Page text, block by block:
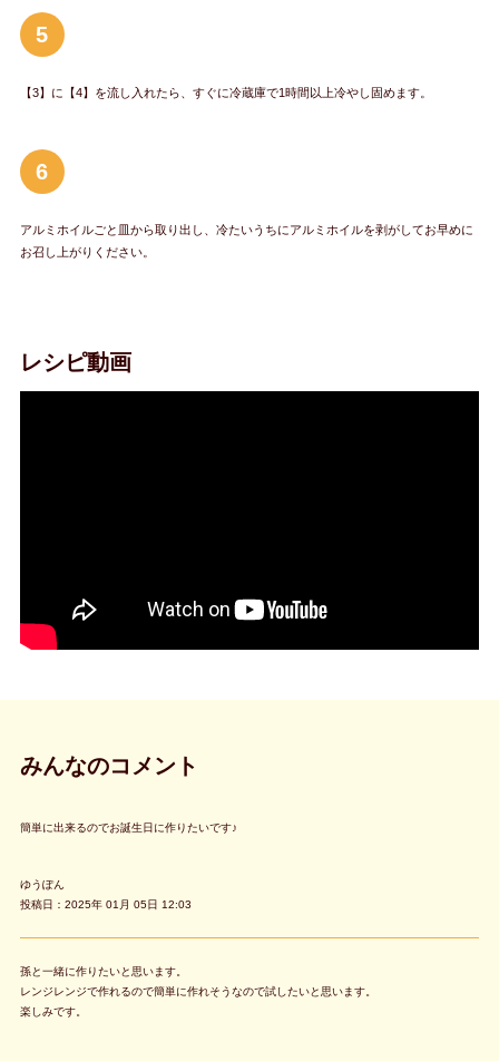
5
【3】に【4】を流し入れたら、すぐに冷蔵庫で1時間以上冷やし固めます。
6
アルミホイルごと皿から取り出し、冷たいうちにアルミホイルを剥がしてお早めに
お召し上がりください。
レシピ動画
みんなのコメント
簡単に出来るのでお誕生日に作りたいです♪
ゆうぽん
投稿日：2025年 01月 05日 12:03
孫と一緒に作りたいと思います。
レンジレンジで作れるので簡単に作れそうなので試したいと思います。
楽しみです。